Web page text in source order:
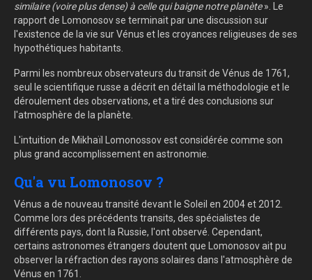
similaire (voire plus dense) à celle qui baigne notre planète». Le
rapport de Lomonosov se terminait par une discussion sur
l'existence de la vie sur Vénus et les croyances religieuses de ses
hypothétiques habitants.
Parmi les nombreux observateurs du transit de Vénus de 1761,
seul le scientifique russe a décrit en détail la méthodologie et le
déroulement des observations, et a tiré des conclusions sur
l'atmosphère de la planète.
L'intuition de Mikhaïl Lomonossov est considérée comme son
plus grand accomplissement en astronomie.
Qu'a vu Lomonosov ?
Vénus a de nouveau transité devant le Soleil en 2004 et 2012.
Comme lors des précédents transits, des spécialistes de
différents pays, dont la Russie, l'ont observé. Cependant,
certains astronomes étrangers doutent que Lomonosov ait pu
observer la réfraction des rayons solaires dans l'atmosphère de
Vénus en 1761.